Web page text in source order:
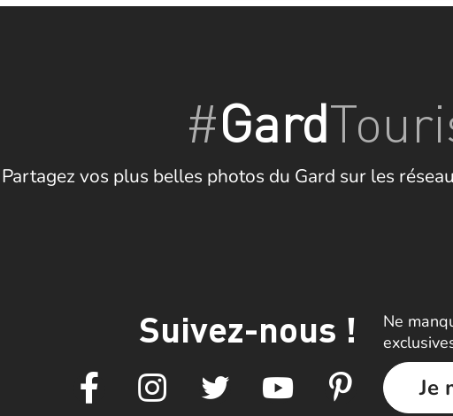
#Gard
Partagez vos plus belles photos du Gard sur les
Suivez-nous !
Ne
Je